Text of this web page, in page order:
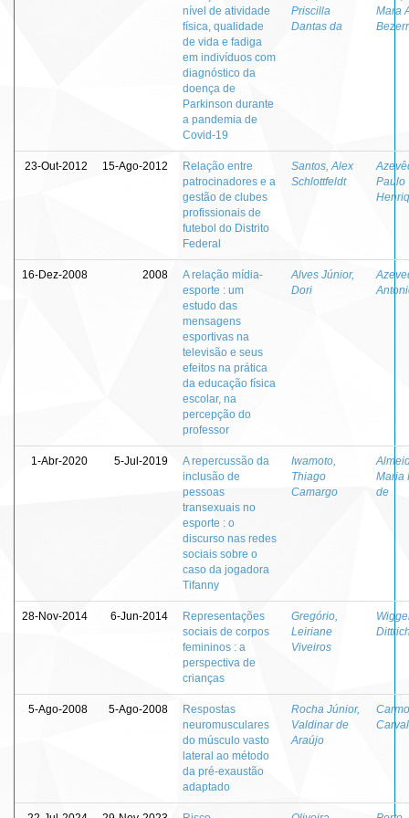
nível de atividade
física, qualidade
de vida e fadiga
em indivíduos com
diagnóstico da
doença de
Parkinson durante
a pandemia de
Covid-19
Priscilla
Dantas da
Mara
23-Out-2012 15-Ago-2012
Relação entre
patrocinadores e a
gestão de clubes
profissionais de
futebol do Distrito
Federal
Santos, Alex
Schlottfeldt
Paulo
16-Dez-2008 2008
A relação mídia-
esporte : um
estudo das
mensagens
esportivas na
televisão e seus
efeitos na prática
da educação física
escolar, na
percepção do
professor
Alves Júnior,
Dori
1-Abr-2020 5-Jul-2019
A repercussão da
inclusão de
pessoas
transexuais no
esporte : o
discurso nas redes
sociais sobre o
caso da jogadora
Tifanny
Iwamoto,
Thiago
Camargo
Maria
de
28-Nov-2014 6-Jun-2014
Representações
sociais de corpos
femininos : a
perspectiva de
crianças
Gregório,
Leiriane
Viveiros
5-Ago-2008 5-Ago-2008
Respostas
neuromusculares
do músculo vasto
lateral ao método
da pré-exaustão
adaptado
Rocha Júnior,
Valdinar de
Araújo